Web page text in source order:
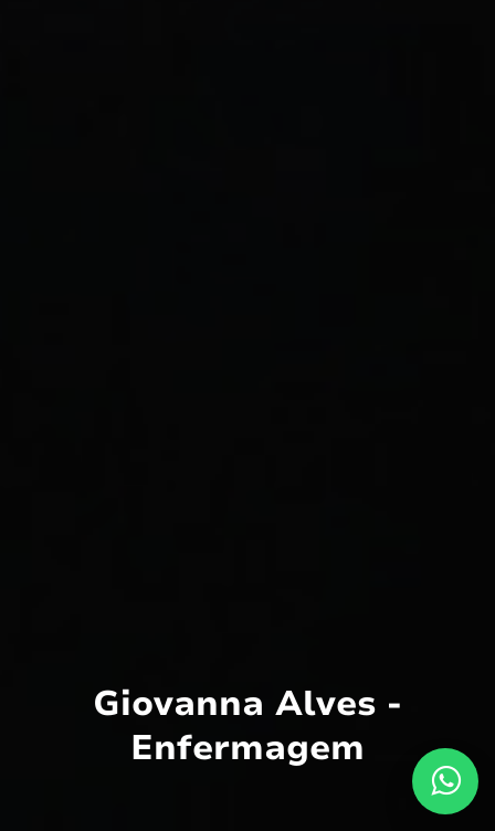
Giovanna Alves -
Enfermagem